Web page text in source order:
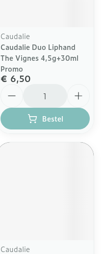
Caudalie
Caudalie Duo Liphand
The Vignes 4,5g+30ml
Promo
€ 6,50
Bestel
Caudalie